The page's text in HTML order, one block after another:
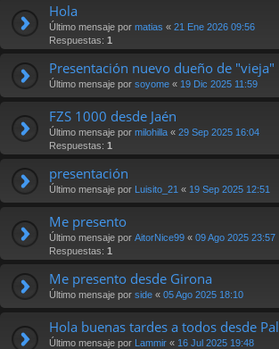
Hola
Último mensaje por matias « 21 Ene 2026 09:56
Respuestas: 1
Presentación nuevo dueño de "vieja"
Último mensaje por soyome « 19 Dic 2025 11:59
FZS 1000 desde Jaén
Último mensaje por milohilla « 29 Sep 2025 16:04
Respuestas: 1
presentación
Último mensaje por Luisito_21 « 19 Sep 2025 12:51
Me presento
Último mensaje por AitorNice99 « 09 Ago 2025 23:57
Respuestas: 1
Me presento desde Girona
Último mensaje por side « 05 Ago 2025 18:10
Hola buenas tardes a todos desde
Último mensaje por Lammir « 16 Jul 2025 19:48